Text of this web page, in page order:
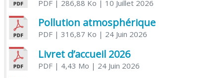
PDF| 286,88 Ko | 10 Juillet 2026
Pollution atmosphérique
PDF| 316,87 Ko | 24 Juin 2026
Livret d’accueil 2026
PDF| 4,43 Mo | 24 Juin 2026